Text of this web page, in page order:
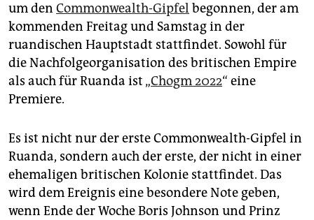
genossenschaft
epaper login
um den Commonwealth-Gipfel begonnen, der am
kommenden Freitag und Samstag in der
ruandischen Hauptstadt stattfindet. Sowohl für
die Nachfolgeorganisation des britischen Empire
als auch für Ruanda ist „Chogm 2022“ eine
Premiere.
Es ist nicht nur der erste Commonwealth-Gipfel in
Ruanda, sondern auch der erste, der nicht in einer
ehemaligen britischen Kolonie stattfindet. Das
wird dem Ereignis eine besondere Note geben,
wenn Ende der Woche Boris Johnson und Prinz